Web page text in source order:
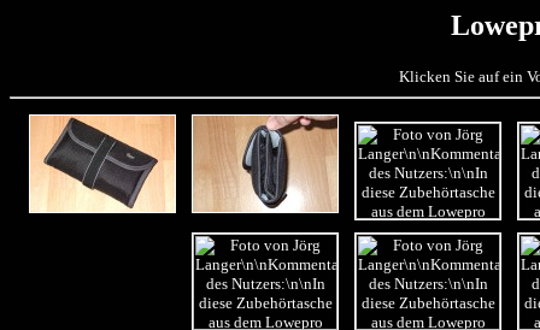
Klicken Sie auf ein